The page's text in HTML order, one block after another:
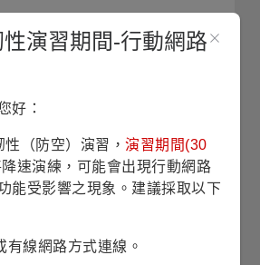
7.00
過去績效不代表未來績效之表現。
的新興經濟核心
演習期間-行動網路
好：
性（防空）演習，演習期間(30
速演練，可能會出現行動網路
能受影響之現象。建議採取以下
線網路方式連線。